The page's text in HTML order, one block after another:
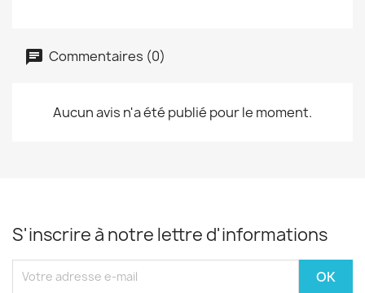
Commentaires (0)
Aucun avis n'a été publié pour le moment.
S'inscrire à notre lettre d'informations